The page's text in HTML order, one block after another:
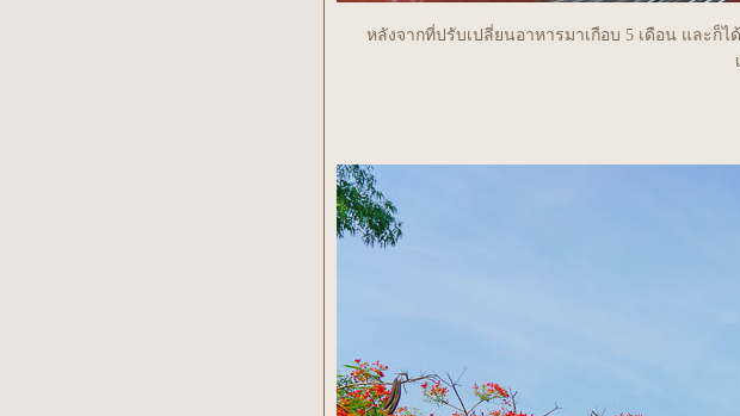
หลังจากที่ปรับเปลี่ยนอาหารมาเกือบ 5 เดือน และก็